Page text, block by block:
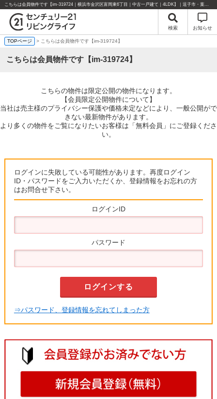
こちらは会員物件です【im-319724｜横浜市金沢区富岡東6丁目｜中古一戸建て｜4LDK】｜逗子市・葉山町・湘南エリアの不動産のことならセンチュリー21リビングライフにお任せください！
検索 お知らせ
TOPページ > こちらは会員物件です【im-319724】
こちらは会員物件です【im-319724】
こちらの物件は限定公開の物件になります。
【会員限定公開物件について】
当社は売主様のプライバシー保護や価格未定などにより、一般公開がで
きない最新物件があります。
より多くの物件をご覧になりたいお客様は「無料会員」にご登録くださ
い。
ログインに失敗している可能性があります。再度ログイン
ID・パスワードをご入力いただくか、登録情報をお忘れの方
はお問合せ下さい。
ログインID
パスワード
⇒パスワード、登録情報を忘れてしまった方